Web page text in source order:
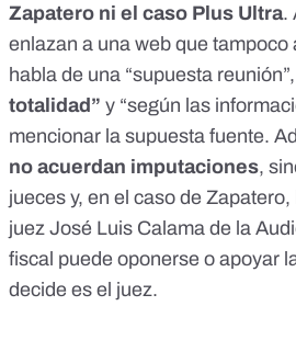
Zapatero ni el caso Plus Ultra.
enlazan a una web que tampoco
habla de una “supuesta reunión”,
totalidad” y “según las
mencionar la supuesta fuente.
no acuerdan imputaciones,
jueces y, en el caso de Zapatero,
juez José Luis Calama de la
fiscal puede oponerse o apoyar
decide es el juez.